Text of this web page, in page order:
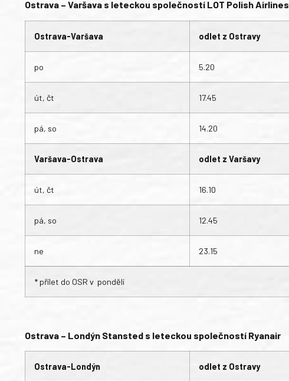
Ostrava – Varšava s leteckou společností LOT Polish Airlines
Ostrava-Varšava odlet z Ostravy
po 5.20
út, čt 17.45
pá, so 14.20
Varšava-Ostrava odlet z Varšavy
út, čt 16.10
pá, so 12.45
ne 23.15
* přílet do OSR v pondělí
Ostrava – Londýn Stansted s leteckou společností Ryanair
Ostrava-Londýn odlet z Ostravy